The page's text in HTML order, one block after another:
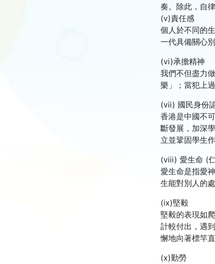
奏。除此，自
(v)責任感
個人於不同的
一代具備關心
(vi)承擔精神
我們不但盡力
樂」；當犯上
(vii) 國民身份
香港是中國不
斷發展，加深
立並鞏固學生
(viii) 愛生命 (
愛生命是指愛
生能對別人的
(ix)堅毅
堅毅的表現如
計較付出，遇
懈地向著標竿直
(x)勤勞